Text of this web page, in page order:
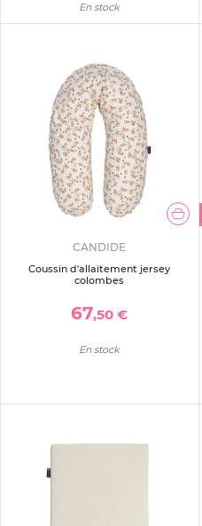
En stock
CANDIDE
Coussin d'allaitement jersey
colombes
67,50 €
En stock